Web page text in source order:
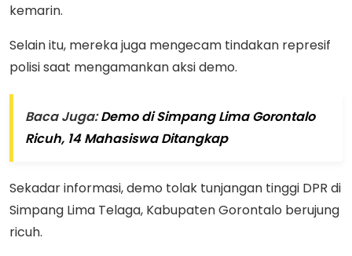
kemarin.
Selain itu, mereka juga mengecam tindakan represif
polisi saat mengamankan aksi demo.
Baca Juga:Demo di Simpang Lima Gorontalo
Ricuh, 14 Mahasiswa Ditangkap
Sekadar informasi, demo tolak tunjangan tinggi DPR di
Simpang Lima Telaga, Kabupaten Gorontalo berujung
ricuh.